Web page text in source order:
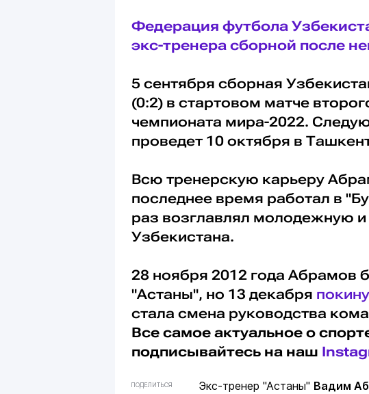
Федерация футбола
экс-тренера сборной после
5 сентября сборная
(0:2) в стартовом матче
чемпионата мира-2022.
проведет 10 октября в
Всю тренерскую карьеру
последнее время работал в
раз возглавлял молодежную
Узбекистана.
28 ноября 2012 года Абрамов
"Астаны", но 13 декабря
стала смена руководства
Все самое актуальное о
подписывайтесь на наш
ПОДЕЛИТЬСЯ Экс-тренер "Астаны" Вадим